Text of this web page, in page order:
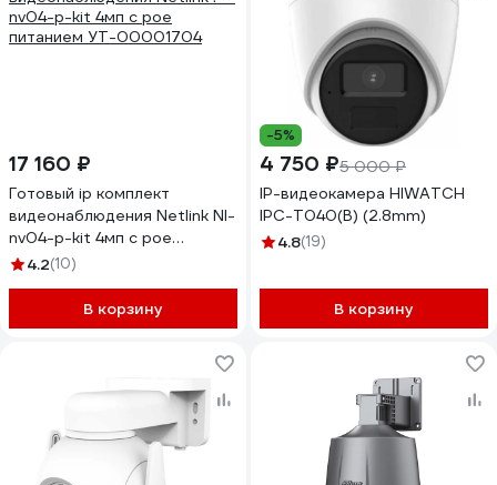
17 160 ₽
Готовый ip комплект
видеонаблюдения Netlink Nl-
nv04-p-kit 4мп с poe
питанием УТ-00001704
4.2(10)
В корзину
-5%
4 750 ₽5 000 ₽
IP-видеокамера HIWATCH
IPC-T040(B) (2.8mm)
4.8(19)
В корзину